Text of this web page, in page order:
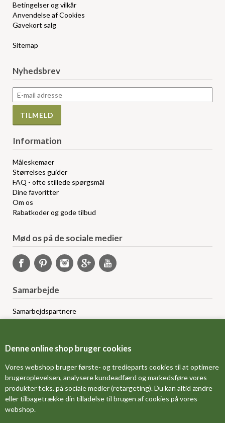
Denne online shop bruger cookies
Vores webshop bruger første- og tredieparts cookies til at optimere
brugeroplevelsen, analysere kundeadfærd og markedsføre vores
produkter f.eks. på sociale medier (retargeting). Du kan altid ændre
eller tilbagetrække din tilladelse til brugen af cookies på vores
webshop.
Betingelser og vilkår
Anvendelse af Cookies
Gavekort salg
Sitemap
Nyhedsbrev
Information
Måleskemaer
Størrelses guider
FAQ - ofte stillede spørgsmål
Dine favoritter
Om os
Rabatkoder og gode tilbud
Mød os på de sociale medier
Samarbejde
Samarbejdspartnere
Sponsorprogram
Grossistsalg
FORSIDE
OM OS